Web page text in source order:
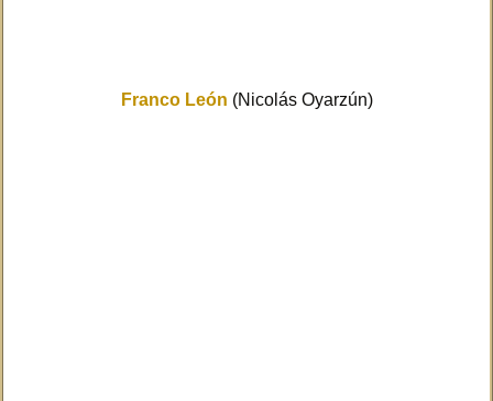
Franco León (Nicolás Oyarzún)